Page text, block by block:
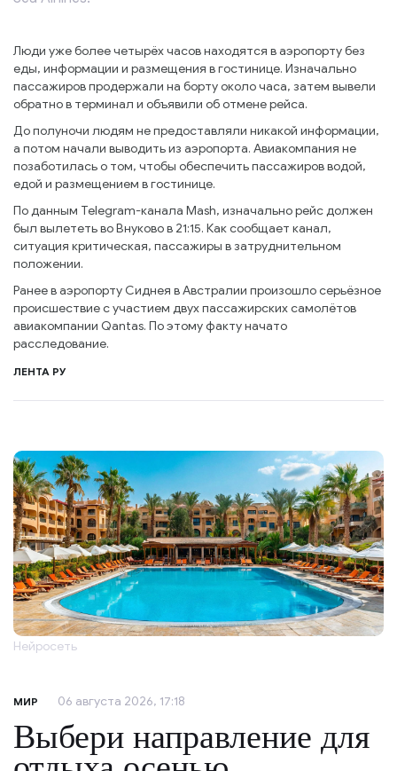
Люди уже более четырёх часов находятся в аэропорту без
еды, информации и размещения в гостинице. Изначально
пассажиров продержали на борту около часа, затем вывели
обратно в терминал и объявили об отмене рейса.
До полуночи людям не предоставляли никакой информации,
а потом начали выводить из аэропорта. Авиакомпания не
позаботилась о том, чтобы обеспечить пассажиров водой,
едой и размещением в гостинице.
По данным Telegram-канала Mash, изначально рейс должен
был вылететь во Внуково в 21:15. Как сообщает канал,
ситуация критическая, пассажиры в затруднительном
положении.
Ранее в аэропорту Сиднея в Австралии произошло серьёзное
происшествие с участием двух пассажирских самолётов
авиакомпании Qantas. По этому факту начато
расследование.
ЛЕНТА РУ
Нейросеть
МИР 06 августа 2026, 17:18
Выбери направление для